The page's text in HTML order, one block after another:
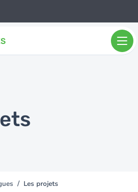
Les projets